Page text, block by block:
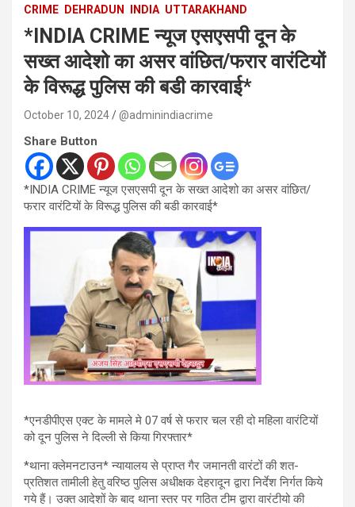
CRIME DEHRADUN INDIA UTTARAKHAND
*INDIA CRIME न्यूज एसएसपी दून के
सख्त आदेशो का असर वांछित/फरार वारंटियों
के विरूद्ध पुलिस की बडी कारवाई*
October 10, 2024 @adminindiacrime
Share Button
*INDIA CRIME न्यूज एसएसपी दून के सख्त आदेशो का असर वांछित/
फरार वारंटियों के विरूद्ध पुलिस की बडी कारवाई*
*एनडीपीएस एक्ट के मामले मे 07 वर्ष से फरार चल रही दो महिला वारंटियों
को दून पुलिस ने दिल्ली से किया गिरफ्तार*
*थाना क्लेमनटाउन* न्यायालय से प्राप्त गैर जमानती वारंटों की शत-
प्रतिशत तामीली हेतु वरिष्ठ पुलिस अधीक्षक देहरादून द्वारा निर्देश निर्गत किये
गये हैं। उक्त आदेशों के बाद थाना स्तर पर गठित टीम द्वारा वारंटीयो की